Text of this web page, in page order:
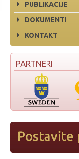
PUBLIKACIJE
DOKUMENTI
KONTAKT
PARTNERI